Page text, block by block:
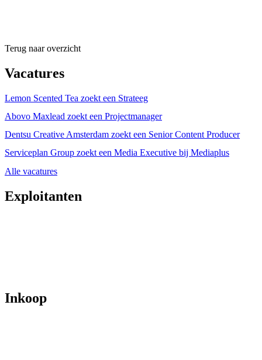
Terug naar overzicht
Vacatures
Lemon Scented Tea zoekt een Strateeg
Abovo Maxlead zoekt een Projectmanager
Dentsu Creative Amsterdam zoekt een Senior Content Producer
Serviceplan Group zoekt een Media Executive bij Mediaplus
Alle vacatures
Exploitanten
Inkoop